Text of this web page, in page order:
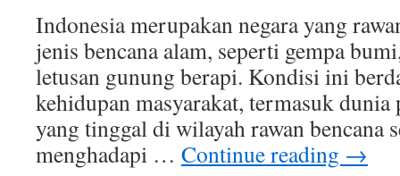
Indonesia merupakan negara yang
jenis bencana alam, seperti gempa
letusan gunung berapi. Kondisi ini
kehidupan masyarakat, termasuk
yang tinggal di wilayah rawan bencana
menghadapi … Continue reading →